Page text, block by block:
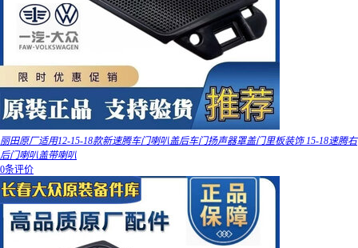
丽田原厂适用12-15-18款新速腾车门喇叭盖后车门扬声器罩盖门里板装饰 15-18速腾右
后门喇叭盖带喇叭
0条评价